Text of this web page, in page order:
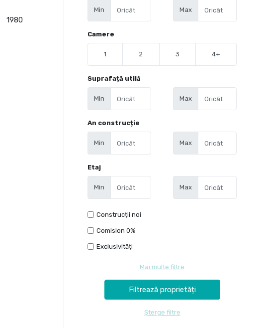
1980
Min Max
Camere
1 2 3 4+
Suprafață utilă
Min Max
An construcție
Min Max
Etaj
Min Max
Construcții noi
Comision 0%
Exclusivități
Mai multe filtre
Șterge filtre